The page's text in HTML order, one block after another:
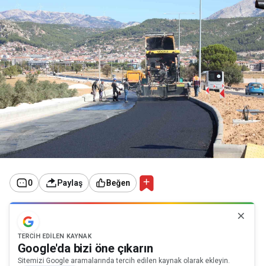
0 Paylaş Beğen
TERCIH EDILEN KAYNAK
Google'da bizi öne çıkarın
Sitemizi Google aramalarında tercih edilen kaynak olarak ekleyin.